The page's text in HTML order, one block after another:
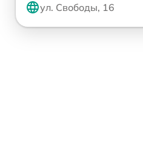
ул. Свободы, 16